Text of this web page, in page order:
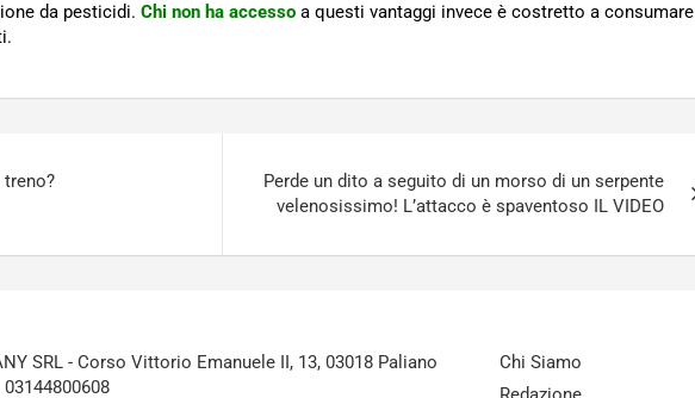
da pesticidi. Chi non ha accesso a questi vantaggi invece è costretto a consumare
treno?
Perde un dito a seguito di un morso di un serpente
velenosissimo! L’attacco è spaventoso IL VIDEO
SRL - Corso Vittorio Emanuele II, 13, 03018 Paliano
Chi Siamo